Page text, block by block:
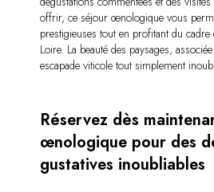
offrir, ce séjour œnologique vous
prestigieuses tout en profitant du cadre
Loire. La beauté des paysages,
escapade viticole tout simplement
Réservez dès
œnologique pour des
gustatives inoubliables